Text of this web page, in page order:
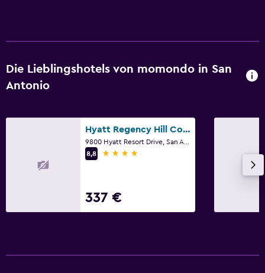
Die Lieblingshotels von momondo in San
Antonio
Hyatt Regency Hill Country Resort and Spa
8,8
4 Sterne
337 €